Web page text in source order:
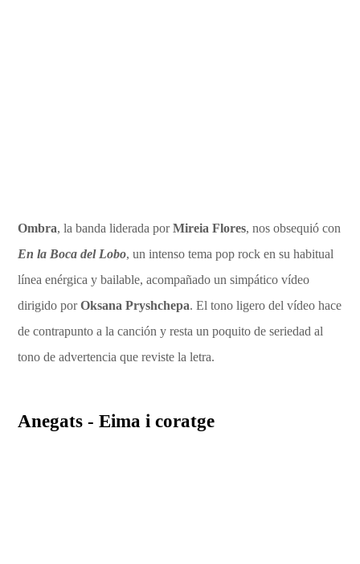
Ombra, la banda liderada porMireia Flores, nos obsequió con
En la Boca del Lobo, un intenso tema pop rock en su habitual
línea enérgica y bailable, acompañado un simpático vídeo
dirigido porOksana Pryshchepa. El tono ligero del vídeo hace
de contrapunto a la canción y resta un poquito de seriedad al
tono de advertencia que reviste la letra.
Anegats - Eima i coratge